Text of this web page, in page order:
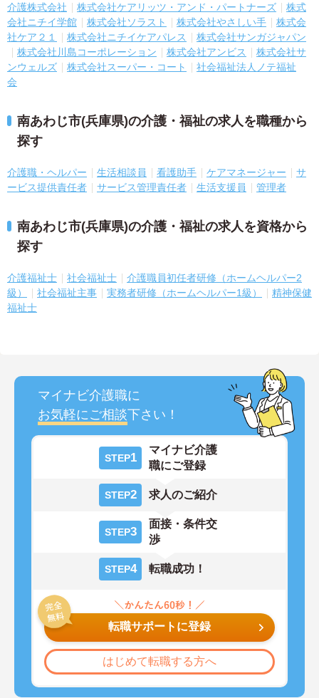
介護株式会社
株式会社ケアリッツ・アンド・パートナーズ
株式
会社ニチイ学館
株式会社ソラスト 株式会社やさしい手
株式会
社ケア２１
株式会社ニチイケアパレス
株式会社サンガジャパン
株式会社川島コーポレーション
株式会社アンビス
株式会社サ
ンウェルズ
株式会社スーパー・コート
社会福祉法人ノテ福祉
会
南あわじ市(兵庫県)の介護・福祉の求人を職種から
探す
介護職・ヘルパー 生活相談員 看護助手 ケアマネージャー
サ
ービス提供責任者
サービス管理責任者 生活支援員 管理者
南あわじ市(兵庫県)の介護・福祉の求人を資格から
探す
介護福祉士 社会福祉士
介護職員初任者研修（ホームヘルパー2
級）
社会福祉主事 実務者研修（ホームヘルパー1級）
精神保健
福祉士
マイナビ介護職に
お気軽にご相談下さい！
STEP1
マイナビ介護
職にご登録
STEP2 求人のご紹介
STEP3
面接・条件交
渉
STEP4 転職成功！
転職サポートに登録
はじめて転職する方へ